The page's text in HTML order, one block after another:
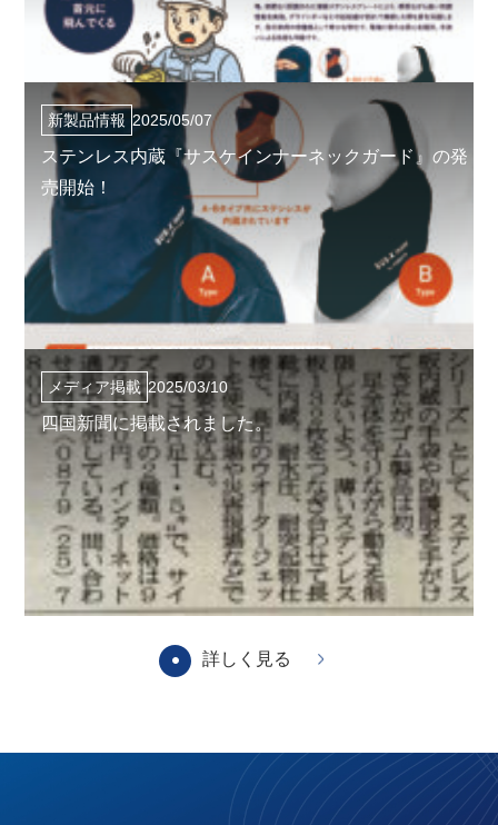
新製品情報 2025/05/07
ステンレス内蔵『サスケインナーネックガード』の発
売開始！
メディア掲載 2025/03/10
四国新聞に掲載されました。
詳しく見る